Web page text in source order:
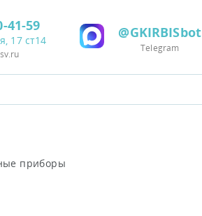
41-59
17 ст14 @GKIRBISbot
Telegram
приборы